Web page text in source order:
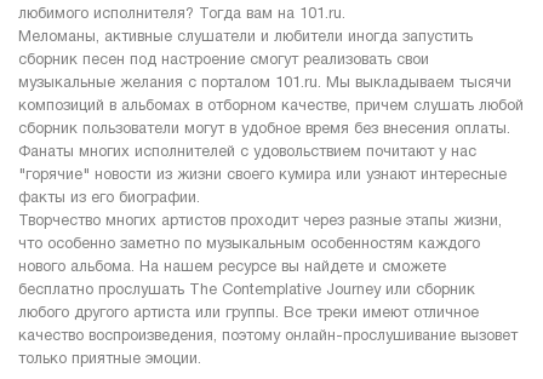
любимого исполнителя? Тогда вам на 101.ru.
Меломаны, активные слушатели и любители иногда запустить
сборник песен под настроение смогут реализовать свои
музыкальные желания с порталом 101.ru. Мы выкладываем тысячи
композиций в альбомах в отборном качестве, причем слушать любой
сборник пользователи могут в удобное время без внесения оплаты.
Фанаты многих исполнителей с удовольствием почитают у нас
"горячие" новости из жизни своего кумира или узнают интересные
факты из его биографии.
Творчество многих артистов проходит через разные этапы жизни,
что особенно заметно по музыкальным особенностям каждого
нового альбома. На нашем ресурсе вы найдете и сможете
бесплатно прослушать The Contemplative Journey или сборник
любого другого артиста или группы. Все треки имеют отличное
качество воспроизведения, поэтому онлайн-прослушивание вызовет
только приятные эмоции.